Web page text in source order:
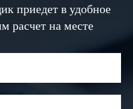
приедет в удобное
расчет на месте